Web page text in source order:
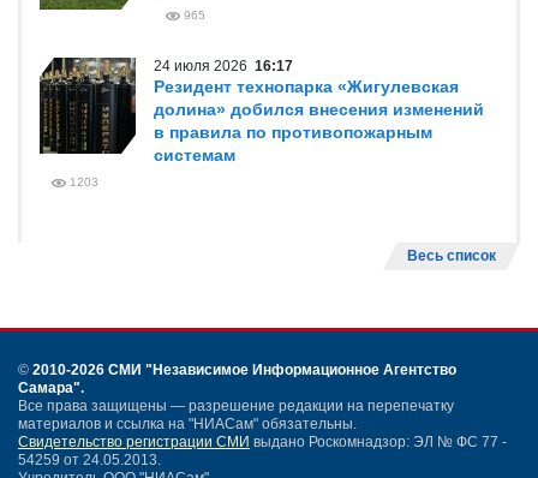
965
24 июля 2026 16:17
Резидент технопарка «Жигулевская
долина» добился внесения изменений
в правила по противопожарным
системам
1203
Весь список
© 2010-2026 СМИ "Независимое Информационное Агентство
Самара".
Все права защищены — разрешение редакции на перепечатку
материалов и ссылка на "НИАСам" обязательны.
Свидетельство регистрации СМИ выдано Роскомнадзор: ЭЛ № ФС 77 -
54259 от 24.05.2013.